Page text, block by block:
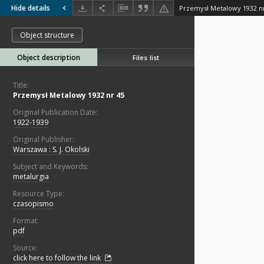
Hide details Przemysł Metalowy 1932
Object structure
Object description Files list
Title:
Przemysł Metalowy 1932 nr 45
Original Publication Date:
1922-1939
Original Publisher:
Warszawa : S. J. Okolski
Subject and Keywords:
metalurgia
Resource Type:
czasopismo
Format:
pdf
Source:
click here to follow the link